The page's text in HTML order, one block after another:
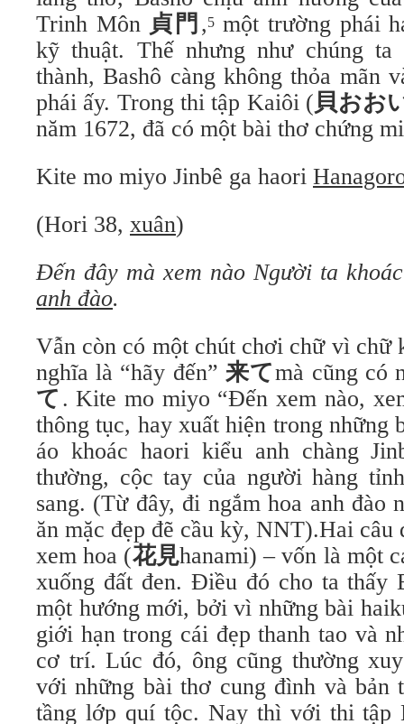
Trinh Môn 貞門 ,5một trường phái
kỹ thuật. Thế nhưng như chúng ta
thành, Bashô càng không thỏa mãn
phái ấy. Trong thi tập Kaiôi ( 貝おお
năm 1672, đã có một bài thơ chứng
Kite mo miyo Jinbê ga haori
(Hori 38, xuân)
Đến đây mà xem nào Người ta
anh đào.
Vẫn còn có một chút chơi chữ vì chữ
nghĩa là “hãy đến” 来てmà cũng có
て . Kite mo miyo “Đến xem nào,
thông tục, hay xuất hiện trong những
áo khoác haori kiểu anh chàng
thường, cộc tay của người hàng
sang. (Từ đây, đi ngắm hoa anh đào
ăn mặc đẹp đẽ cầu kỳ, NNT).Hai câu
xem hoa (花見hanami) – vốn là một
xuống đất đen. Điều đó cho ta thấy
một hướng mới, bởi vì những bài
giới hạn trong cái đẹp thanh tao và
cơ trí. Lúc đó, ông cũng thường
với những bài thơ cung đình và bản
tầng lớp quí tộc. Nay thì với thi tập